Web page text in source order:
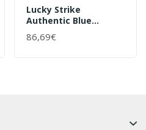
Lucky Strike
Authentic Blue
20er)
86,69€